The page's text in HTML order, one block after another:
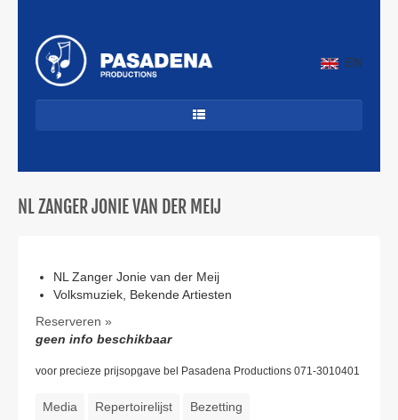
EN
DJ'S
JAZZ & LATIN
BEKENDE ARTIESTEN
PROFIEL
CONTACT
NL ZANGER JONIE VAN DER MEIJ
NL Zanger Jonie van der Meij
Volksmuziek, Bekende Artiesten
Reserveren »
geen info beschikbaar
voor precieze prijsopgave bel Pasadena Productions 071-3010401
Media Repertoirelijst
Bezetting